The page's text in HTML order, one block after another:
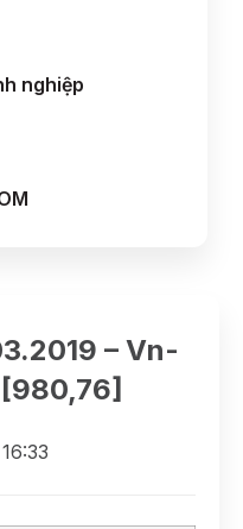
nghiệp
– Vn-
16:33